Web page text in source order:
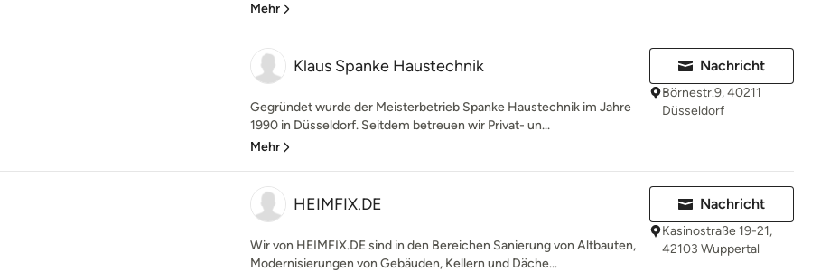
Mehr
Klaus Spanke Haustechnik
Gegründet wurde der Meisterbetrieb Spanke Haustechnik im Jahre
1990 in Düsseldorf. Seitdem betreuen wir Privat- un...
Mehr
Nachricht
Börnestr.9, 40211
Düsseldorf
HEIMFIX.DE
Wir von HEIMFIX.DE sind in den Bereichen Sanierung von Altbauten,
Modernisierungen von Gebäuden, Kellern und Däche...
Nachricht
Kasinostraße 19-21,
42103 Wuppertal